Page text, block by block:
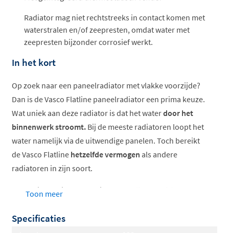
Radiator mag niet rechtstreeks in contact komen met
waterstralen en/of zeepresten, omdat water met
zeepresten bijzonder corrosief werkt.
In het kort
Op zoek naar een paneelradiator met vlakke voorzijde?
Dan is de Vasco Flatline paneelradiator een prima keuze.
Wat uniek aan deze radiator is dat het waterdoor het
binnenwerk stroomt. Bij de meeste radiatoren loopt het
water namelijk via de uitwendige panelen. Toch bereikt
de Vasco Flatline hetzelfde vermogen als andere
radiatoren in zijn soort.
De Flatline radiator beschikt over
rechtsonder). Daarnaast wordt de radiator compleet
Toon meer
Specificaties